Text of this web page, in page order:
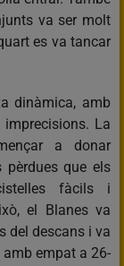
va ser molt
es va tancar
dinàmica, amb
La
a donar
pèrdues que els
fàcils i
el Blanes va
del descans i va
empat a 26-